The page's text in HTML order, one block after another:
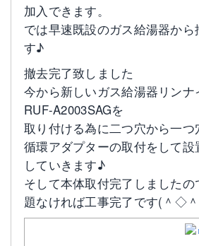
加入できます。
では早速既設のガス給湯器から
す♪
撤去完了致しました
今から新しいガス給湯器リン
RUF-A2003SAGを
取り付ける為に二つ穴から一つ
循環アダプターの取付をして
していきます♪
そして本体取付完了しました
題なければ工事完了です(＾◇